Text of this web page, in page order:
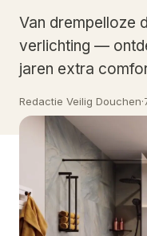
Van drempelloze
verlichting —
jaren extra
Redactie Veilig Douchen·